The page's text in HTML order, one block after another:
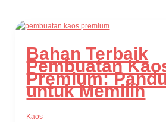
Bahan Terbaik
Pembuatan
Premium:
untuk Memilih
Kaos